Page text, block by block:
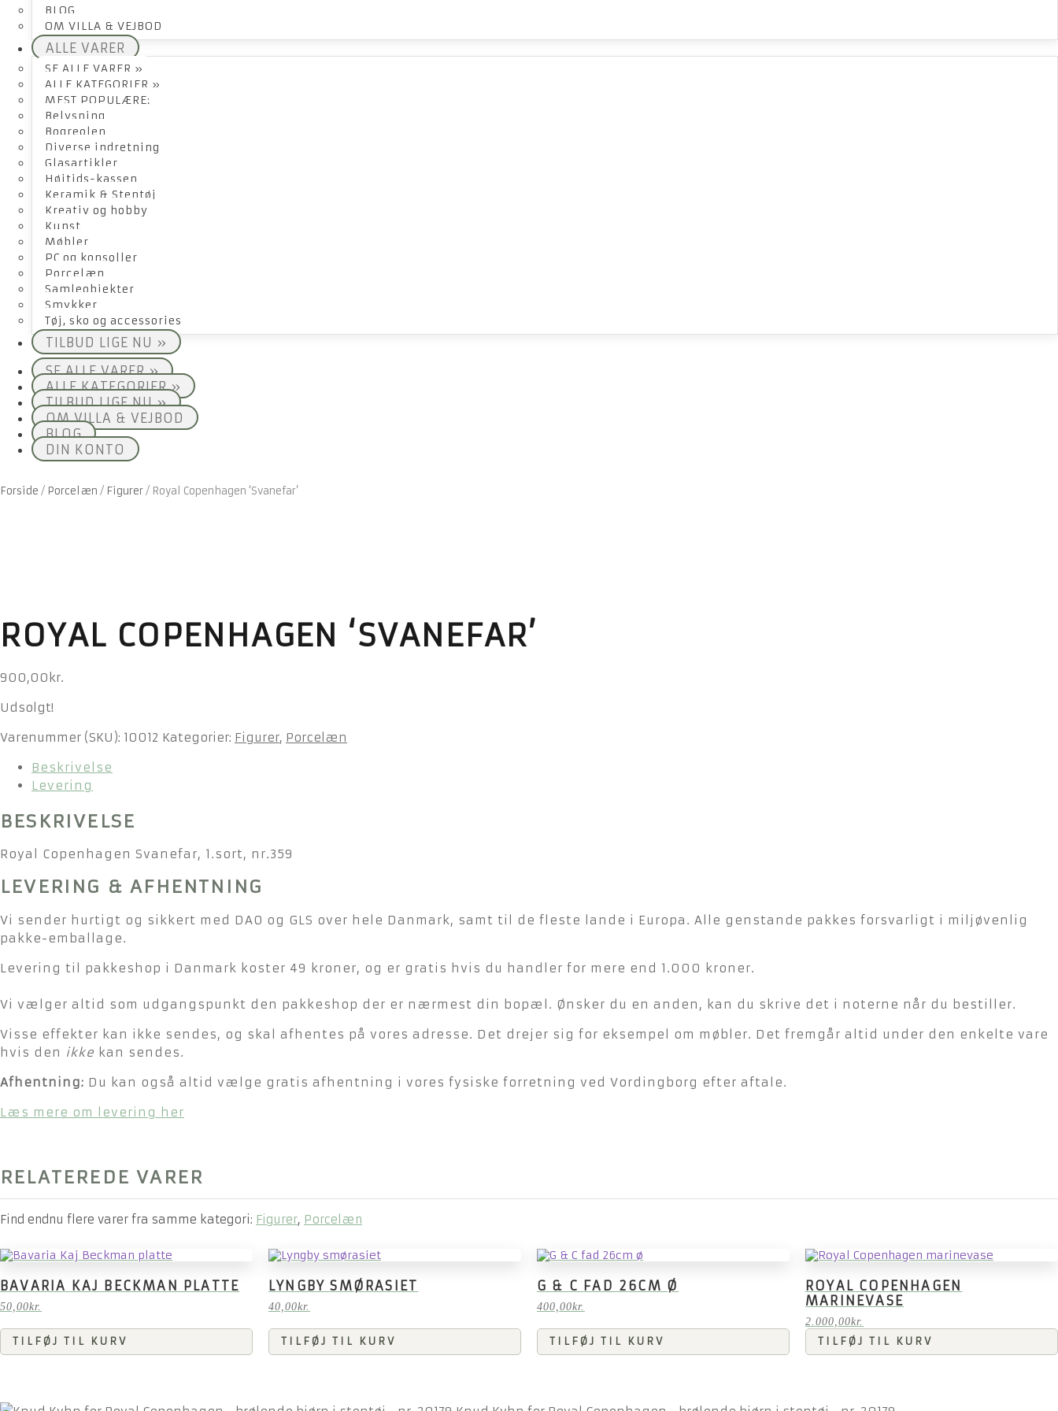
BLOG
OM VILLA & VEJBOD
ALLE VARER
SE ALLE VARER »
ALLE KATEGORIER »
MEST POPULÆRE:
Belysning
Bogreolen
Diverse indretning
Glasartikler
Højtids-kassen
Keramik & Stentøj
Kreativ og hobby
Kunst
Møbler
PC og konsoller
Porcelæn
Samleobjekter
Smykker
Tøj, sko og accessories
TILBUD LIGE NU »
SE ALLE VARER »
ALLE KATEGORIER »
TILBUD LIGE NU »
OM VILLA & VEJBOD
BLOG
DIN KONTO
Forside / Porcelæn / Figurer/ Royal Copenhagen ‘Svanefar’
ROYAL COPENHAGEN ‘SVANEFAR’
900,00 kr.
Udsolgt!
Varenummer (SKU): 10012 Kategorier: Figurer, Porcelæn
Beskrivelse
Levering
BESKRIVELSE
Royal Copenhagen Svanefar, 1.sort, nr.359
LEVERING & AFHENTNING
Vi sender hurtigt og sikkert med DAO og GLS over hele Danmark, samt til de fleste lande i Europa. Alle genstande pakkes forsvarligt i miljøvenlig
pakke-emballage.
Levering til pakkeshop i Danmark koster 49 kroner, og er gratis hvis du handler for mere end 1.000 kroner.
Vi vælger altid som udgangspunkt den pakkeshop der er nærmest din bopæl. Ønsker du en anden, kan du skrive det i noterne når du bestiller.
Visse effekter kan ikke sendes, og skal afhentes på vores adresse. Det drejer sig for eksempel om møbler. Det fremgår altid under den enkelte vare
hvis den ikke kan sendes.
Afhentning: Du kan også altid vælge gratis afhentning i vores fysiske forretning ved Vordingborg efter aftale.
Læs mere om levering her
RELATEREDE VARER
Find endnu flere varer fra samme kategori: Figurer, Porcelæn
BAVARIA KAJ BECKMAN PLATTE
50,00kr.
TILFØJ TIL KURV
LYNGBY SMØRASIET
40,00kr.
TILFØJ TIL KURV
G & C FAD 26CM Ø
400,00kr.
TILFØJ TIL KURV
ROYAL COPENHAGEN
MARINEVASE
2.000,00kr.
TILFØJ TIL KURV